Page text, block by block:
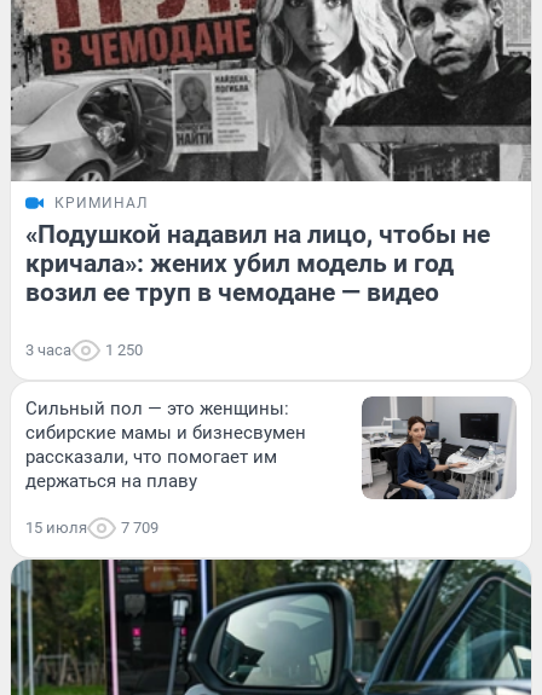
КРИМИНАЛ
«Подушкой надавил на лицо, чтобы не
кричала»: жених убил модель и год
возил ее труп в чемодане — видео
3 часа 1 250
Сильный пол — это женщины:
сибирские мамы и бизнесвумен
рассказали, что помогает им
держаться на плаву
15 июля 7 709